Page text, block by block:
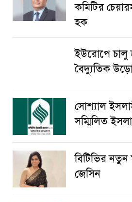
কমিটির
হক
ইউরোপে চালু
বৈদ্যুতিক
সোশ্যাল
সম্মিলিত
বিটিভির নতুন
জেসিন